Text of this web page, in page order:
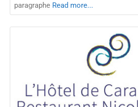
paragraphe Read more...